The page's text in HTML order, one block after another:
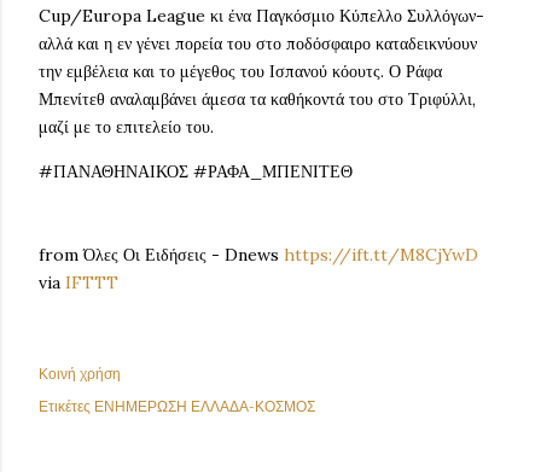
Cup/Europa League κι ένα Παγκόσμιο Κύπελλο Συλλόγων-
αλλά και η εν γένει πορεία του στο ποδόσφαιρο καταδεικνύουν
την εμβέλεια και το μέγεθος του Ισπανού κόουτς. Ο Ράφα
Μπενίτεθ αναλαμβάνει άμεσα τα καθήκοντά του στο Τριφύλλι,
μαζί με το επιτελείο του.
#ΠΑΝΑΘΗΝΑΙΚΟΣ #ΡΑΦΑ_ΜΠΕΝΙΤΕΘ
from Όλες Οι Ειδήσεις - Dnews https://ift.tt/M8CjYwD
via IFTTT
Κοινή χρήση
Ετικέτες ΕΝΗΜΕΡΩΣΗ ΕΛΛΑΔΑ-ΚΟΣΜΟΣ